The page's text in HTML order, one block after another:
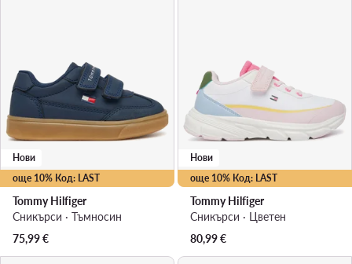
още 10% Код: LAST
Нови
Tommy Hilfiger
Сникърси · Тъмносин
75,99€
още 10% Код: LAST
Нови
Tommy Hilfiger
Сникърси · Цветен
80,99€